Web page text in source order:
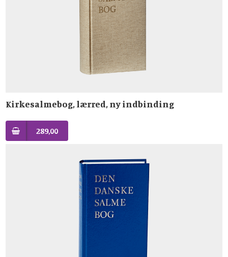
Kirkesalmebog, lærred, ny indbinding
289,00